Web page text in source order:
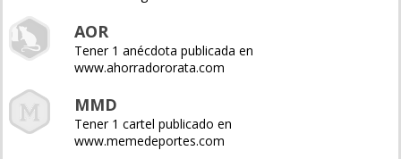
AOR
Tener 1 anécdota publicada en
www.ahorradororata.com
MMD
Tener 1 cartel publicado en
www.memedeportes.com